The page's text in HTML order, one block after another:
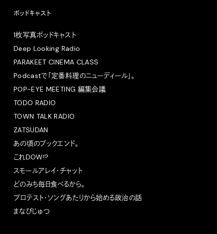
ポッドキャスト
1枚写真ポッドキャスト
Deep Looking Radio
PARAKEET CINEMA CLASS
Podcastで「定番料理のニューディール」。
POP-EYE MEETING 編集会議
TODO RADIO
TOWN TALK RADIO
ZATSUDAN
あの頃のブックエンド。
これDOW!?
スモールアレイ・チャット
どのみち毎日食べるから。
プロテスト・ソングあたりから始める政治の話
まなびじゅつ